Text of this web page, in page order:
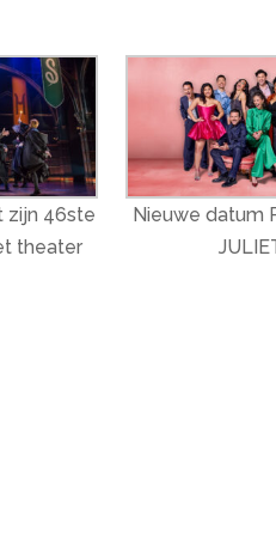
zijn 46ste
theater
Nieuwe datum